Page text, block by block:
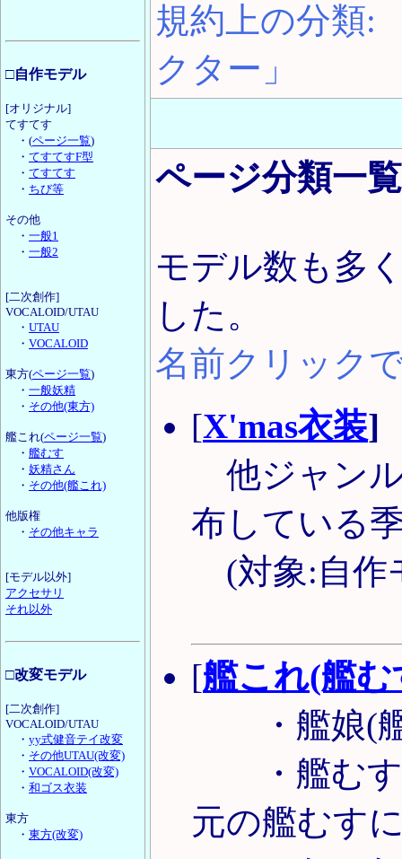
□自作モデル
[オリジナル]
てすてす
・(ページ一覧)
・ てすてすF型
・ てすてす
・ ちび等
その他
・ 一般1
・ 一般2
[二次創作]
VOCALOID/UTAU
・ UTAU
・ VOCALOID
東方(ページ一覧)
・ 一般妖精
・ その他(東方)
艦これ(ページ一覧)
・ 艦むす
・ 妖精さん
・ その他(艦これ)
他版権
・ その他キャラ
[モデル以外]
アクセサリ
それ以外
□改変モデル
[二次創作]
VOCALOID/UTAU
・ yy式健音テイ改変
・ その他UTAU(改変)
・ VOCALOID(改変)
・ 和ゴス衣装
東方
・ 東方(改変)
規約上の分類:
クター」
ページ分類一覧
モデル数も多
した。
名前クリック
[X'mas衣装]
他ジャン
布している
(対象:自作
[艦これ(艦む
・艦娘(
・艦むす
元の艦むす